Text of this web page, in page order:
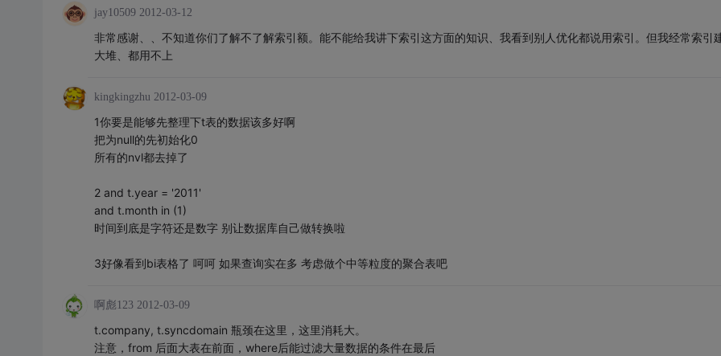
jay10509 2012-03-12
非常感谢、、不知道你们了解不了解索引额。能不能给我讲下索引这方面的知识、我看到别人优化都说用索引。但我经常索引
大堆、都用不上
kingkingzhu 2012-03-09
1你要是能够先整理下t表的数据该多好啊
把为null的先初始化0
所有的nvl都去掉了
2 and t.year = '2011'
and t.month in (1)
时间到底是字符还是数字 别让数据库自己做转换啦
3好像看到bi表格了 呵呵 如果查询实在多 考虑做个中等粒度的聚合表吧
啊彪123 2012-03-09
t.company, t.syncdomain 瓶颈在这里，这里消耗大。
注意，from 后面大表在前面，where后能过滤大量数据的条件在最后